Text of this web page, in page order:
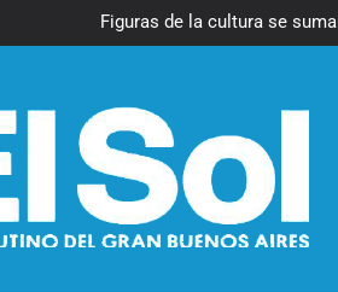
Figuras de la cultura se
Nueva jornada negativa
Figuras de la cultura se
Nueva jornada negativa
en Wall Street y el
Jorge Macri condenó los